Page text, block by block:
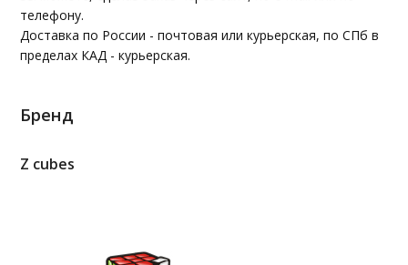
телефону.
Доставка по России - почтовая или курьерская, по СПб в
пределах КАД - курьерская.
Бренд
Z cubes